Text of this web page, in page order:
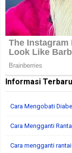
Informasi Terbaru
Cara Mengobati
Cara Mengganti
Cara mengganti